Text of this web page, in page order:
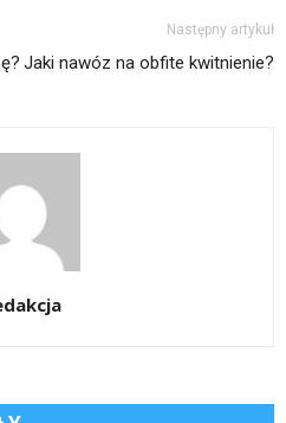
Następny artykuł
Jaki nawóz na obfite kwitnienie?